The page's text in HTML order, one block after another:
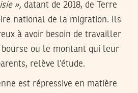
», datant de 2018, de Terre
national de la migration. Ils
à avoir besoin de travailler
ou le montant qui leur
relève l’étude.
est répressive en matière